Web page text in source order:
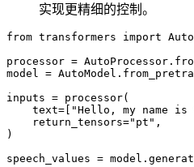
实现更精细的控制。
from transformers import
processor =
model =
inputs = processor(
text=["Hello, my name is
    return_tensors="pt",
)
speech_values =